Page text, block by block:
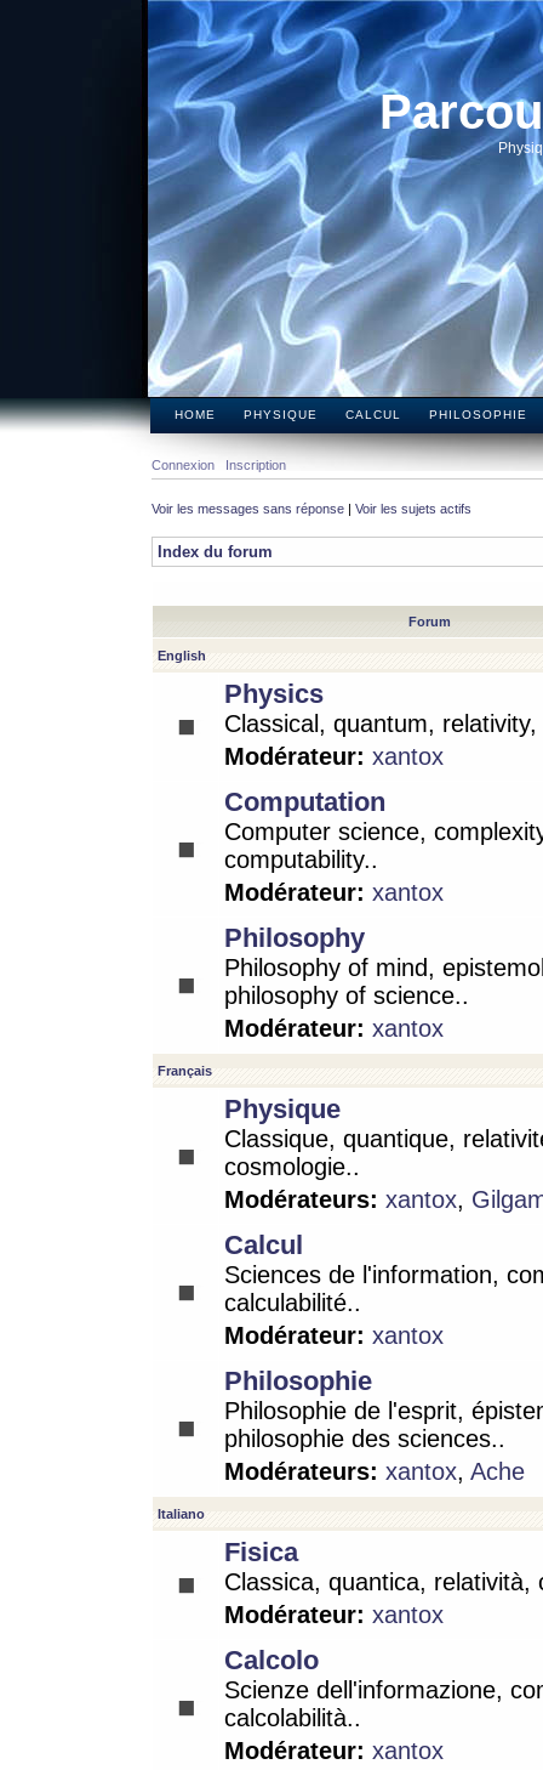
HOME PHYSIQUE CALCUL PHILOSOPHIE
Connexion Inscription
Voir les messages sans réponse | Voir les sujets actifs
Index du forum
Forum
English
Physics
Classical, quantum,
Modérateur: xantox
Computation
Computer science,
computability..
Modérateur: xantox
Philosophy
Philosophy of mind,
philosophy of science..
Modérateur: xantox
Français
Physique
Classique, quantique,
cosmologie..
Modérateurs: xantox,
Calcul
Sciences de l'information,
calculabilité..
Modérateur: xantox
Philosophie
Philosophie de l'esprit,
philosophie des sciences..
Modérateurs: xantox, Ache
Italiano
Fisica
Classica, quantica, relatività,
Modérateur: xantox
Calcolo
Scienze dell'informazione,
calcolabilità..
Modérateur: xantox